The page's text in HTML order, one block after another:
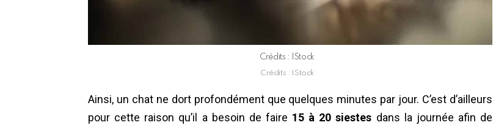
Crédits : IStock
Crédits : IStock
Ainsi, un chat ne dort profondément que quelques minutes par jour. C’est d’ailleurs
pour cette raison qu’il a besoin de faire 15 à 20 siestes dans la journée afin de